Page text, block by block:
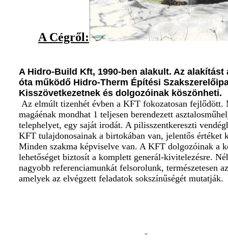
A Cégről:
A Hidro-Build Kft, 1990-ben alakult. Az alakítást
óta működő Hidro-Therm Építési
Kisszövetkezetnek és dolgozóinak köszönheti.
Az elmúlt tizenhét évben a KFT fokozatosan fejlődött.
magáénak mondhat 1 teljesen berendezett
telephelyet, egy saját irodát. A pilisszentkereszti
KFT tulajdonosainak a birtokában van, jelentős értéket
Minden szakma képviselve van. A KFT dolgozóinak a
lehetőséget biztosít a komplett generál-kivitelezésre.
nagyobb referenciamunkát felsorolunk, természetesen
amelyek az elvégzett feladatok sokszínűségét mutatják.